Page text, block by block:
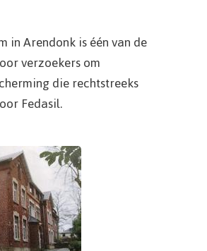
in Arendonk is één van de
verzoekers om
die rechtstreeks
Fedasil.